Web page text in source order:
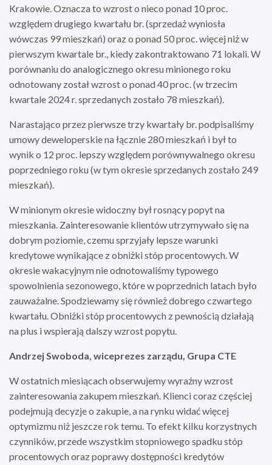
Krakowie. Oznacza to wzrost o nieco ponad 10 proc.
względem drugiego kwartału br. (sprzedaż wyniosła
wówczas 99 mieszkań) oraz o ponad 50 proc. więcej niż w
pierwszym kwartale br., kiedy zakontraktowano 71 lokali. W
porównaniu do analogicznego okresu minionego roku
odnotowany został wzrost o ponad 40 proc. (w trzecim
kwartale 2024 r. sprzedanych zostało 78 mieszkań).
Narastająco przez pierwsze trzy kwartały br. podpisaliśmy
umowy deweloperskie na łącznie 280 mieszkań i był to
wynik o 12 proc. lepszy względem porównywalnego okresu
poprzedniego roku (w tym okresie sprzedanych zostało 249
mieszkań).
W minionym okresie widoczny był rosnący popyt na
mieszkania. Zainteresowanie klientów utrzymywało się na
dobrym poziomie, czemu sprzyjały lepsze warunki
kredytowe wynikające z obniżki stóp procentowych. W
okresie wakacyjnym nie odnotowaliśmy typowego
spowolnienia sezonowego, które w poprzednich latach było
zauważalne. Spodziewamy się również dobrego czwartego
kwartału. Obniżki stóp procentowych z pewnością działają
na plus i wspierają dalszy wzrost popytu.
Andrzej Swoboda, wiceprezes zarządu, Grupa CTE
W ostatnich miesiącach obserwujemy wyraźny wzrost
zainteresowania zakupem mieszkań. Klienci coraz częściej
podejmują decyzje o zakupie, a na rynku widać więcej
optymizmu niż jeszcze rok temu. To efekt kilku korzystnych
czynników, przede wszystkim stopniowego spadku stóp
procentowych oraz poprawy dostępności kredytów